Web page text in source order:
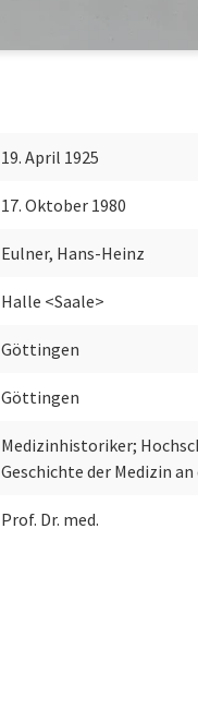
19. April 1925
17. Oktober 1980
Eulner, Hans-Heinz
Halle <Saale>
Göttingen
Göttingen
Medizinhistoriker;
Geschichte der Medizin
Prof. Dr. med.